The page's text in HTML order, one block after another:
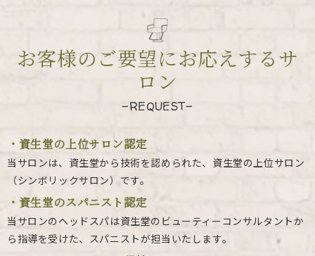
お客様のご要望にお応えするサ
ロン
-REQUEST-
・資生堂の上位サロン認定
当サロンは、資生堂から技術を認められた、資生堂の上位サロン
（シンボリックサロン）です。
・資生堂のスパニスト認定
当サロンのヘッドスパは資生堂のビューティーコンサルタントか
ら指導を受けた、スパニストが担当いたします。